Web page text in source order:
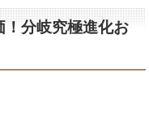
分岐究極進化お